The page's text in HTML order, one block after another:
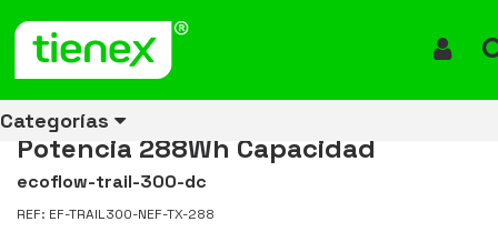
Categorías
Estación de energía Portátil EcoFlow TRAIL 300 DC 300W Potencia
288Wh Capacidad
Estación de energía Portátil
EcoFlow TRAIL 300 DC 300W
Potencia 288Wh Capacidad
ecoflow-trail-300-dc
REF: EF-TRAIL300-NEF-TX-288
Ver todos
Ver todos
Ver todos
Ver todos
Ver todos
Ver todos
Ver todos